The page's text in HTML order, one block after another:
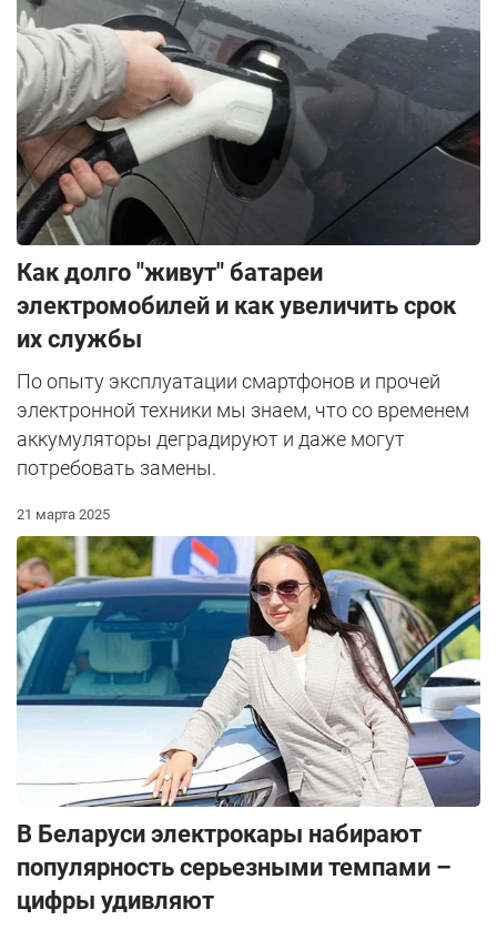
Как долго "живут" батареи
электромобилей и как увеличить срок
их службы
По опыту эксплуатации смартфонов и прочей
электронной техники мы знаем, что со временем
аккумуляторы деградируют и даже могут
потребовать замены.
21 марта 2025
В Беларуси электрокары набирают
популярность серьезными темпами –
цифры удивляют